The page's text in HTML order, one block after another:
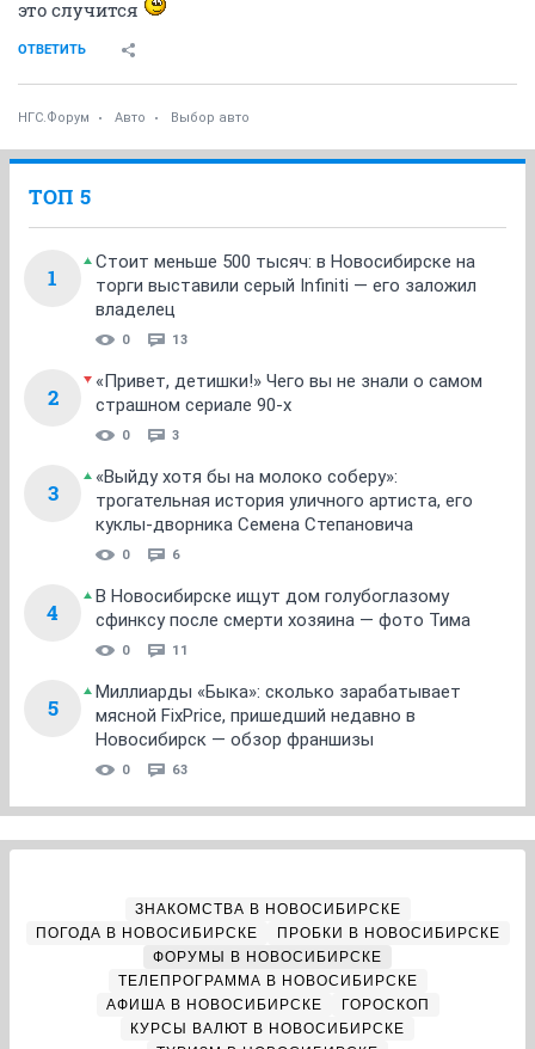
это случится
ОТВЕТИТЬ
НГС.Форум Авто Выбор авто
ТОП 5
1
Стоит меньше 500 тысяч: в Новосибирске на
торги выставили серый Infiniti — его заложил
владелец
0 13
2
«Привет, детишки!» Чего вы не знали о самом
страшном сериале 90-х
0 3
3
«Выйду хотя бы на молоко соберу»:
трогательная история уличного артиста, его
куклы-дворника Семена Степановича
0 6
4
В Новосибирске ищут дом голубоглазому
сфинксу после смерти хозяина — фото Тима
0 11
5
Миллиарды «Быка»: сколько зарабатывает
мясной FixPrice, пришедший недавно в
Новосибирск — обзор франшизы
0 63
ЗНАКОМСТВА В НОВОСИБИРСКЕ
ПОГОДА В НОВОСИБИРСКЕ
ПРОБКИ В НОВОСИБИРСКЕ
ФОРУМЫ В НОВОСИБИРСКЕ
ТЕЛЕПРОГРАММА В НОВОСИБИРСКЕ
АФИША В НОВОСИБИРСКЕ
ГОРОСКОП
КУРСЫ ВАЛЮТ В НОВОСИБИРСКЕ